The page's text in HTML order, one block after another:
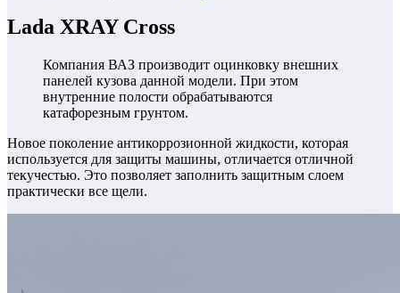
Lada XRAY Cross
Компания ВАЗ производит оцинковку внешних
панелей кузова данной модели. При этом
внутренние полости обрабатываются
катафорезным грунтом.
Новое поколение антикоррозионной жидкости, которая
используется для защиты машины, отличается отличной
текучестью. Это позволяет заполнить защитным слоем
практически все щели.